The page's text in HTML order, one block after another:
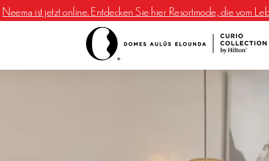
Neema ist jetzt online. Entdecken Sie hier Resortmode, die vom